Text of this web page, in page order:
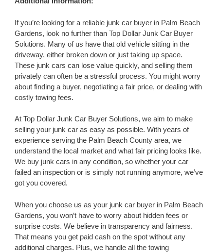
If you’re looking for a reliable junk car buyer in Palm Beach
Gardens, look no further than Top Dollar Junk Car Buyer
Solutions. Many of us have that old vehicle sitting in the
driveway, either broken down or just taking up space.
These junk cars can lose value quickly, and selling them
privately can often be a stressful process. You might worry
about finding a buyer, negotiating a fair price, or dealing with
costly towing fees.
At Top Dollar Junk Car Buyer Solutions, we aim to make
selling your junk car as easy as possible. With years of
experience serving the Palm Beach County area, we
understand the local market and what fair pricing looks like.
We buy junk cars in any condition, so whether your car
failed an inspection or is simply not running anymore, we’ve
got you covered.
When you choose us as your junk car buyer in Palm Beach
Gardens, you won’t have to worry about hidden fees or
surprise costs. We believe in transparency and fairness.
That means you get paid cash on the spot without any
additional charges. Plus, we handle all the towing